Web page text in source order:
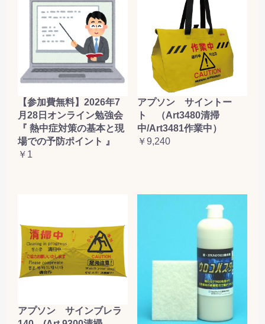
【参加費無料】2026年7
月28日オンライン勉強会
『 熱中症対策の基本と現
場での予防ポイント 』
￥1
アプソン サイントー
ト （Art3480清掃
中/Art3481作業中）
￥9,240
アプソン サインブレラ